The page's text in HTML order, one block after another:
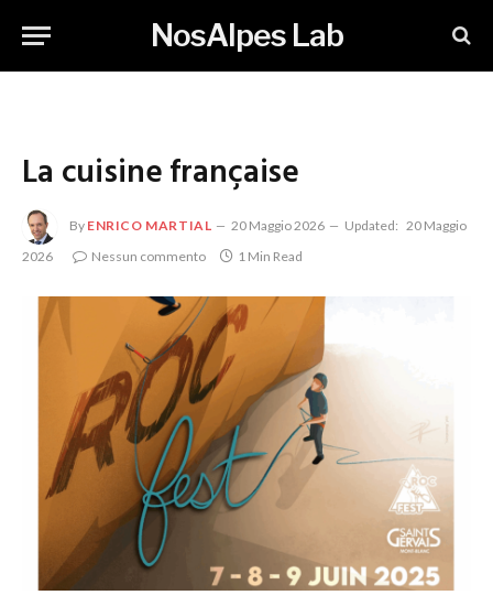
NosAlpes Lab
La cuisine française
By ENRICO MARTIAL 20 Maggio 2026 Updated: 20 Maggio
2026
Nessun commento 1 Min Read